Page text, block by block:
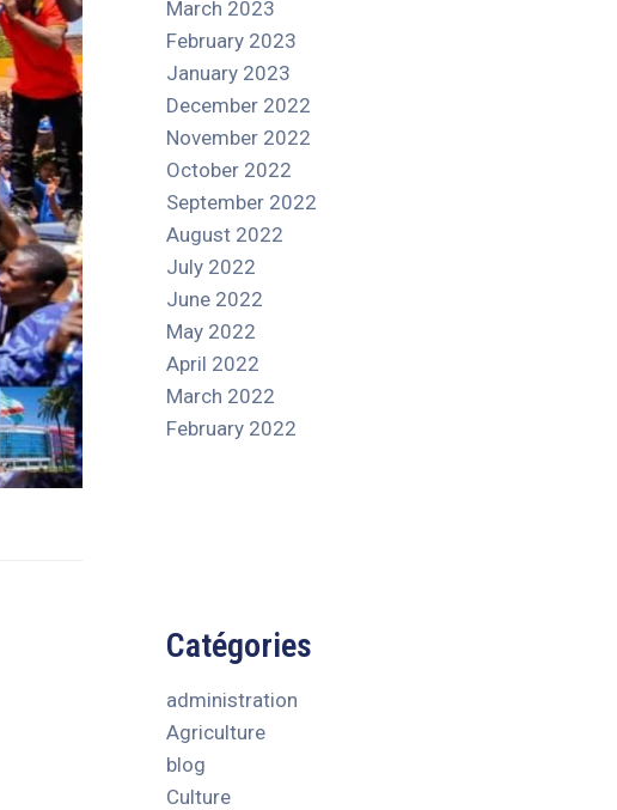
March 2023
February 2023
January 2023
December 2022
November 2022
October 2022
September 2022
August 2022
July 2022
June 2022
May 2022
April 2022
March 2022
February 2022
Catégories
administration
Agriculture
blog
Culture